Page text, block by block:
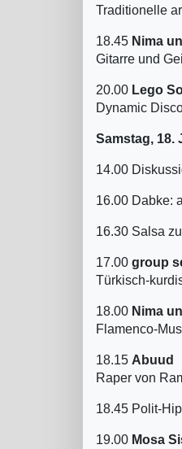
Traditionelle
18.45 Nima
Gitarre und
20.00 Lego
Dynamic
Samstag, 18.
14.00
16.00 Dabke:
16.30 Salsa
17.00 group
Türkisch-
18.00 Nima
Flamenco-
18.15 Abuud
Raper von
18.45 Polit-
19.00 Mosa